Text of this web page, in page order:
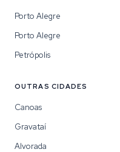
Porto Alegre
Porto Alegre
Petrópolis
OUTRAS CIDADES
Canoas
Gravataí
Alvorada